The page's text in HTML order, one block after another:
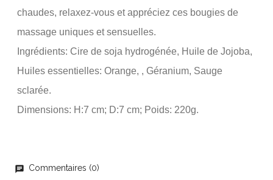
chaudes, relaxez-vous et appréciez ces bougies de
massage uniques et sensuelles.
Ingrédients: Cire de soja hydrogénée, Huile de Jojoba,
Huiles essentielles: Orange, , Géranium, Sauge
sclarée.
Dimensions: H:7 cm; D:7 cm; Poids: 220g.
chat Commentaires (0)